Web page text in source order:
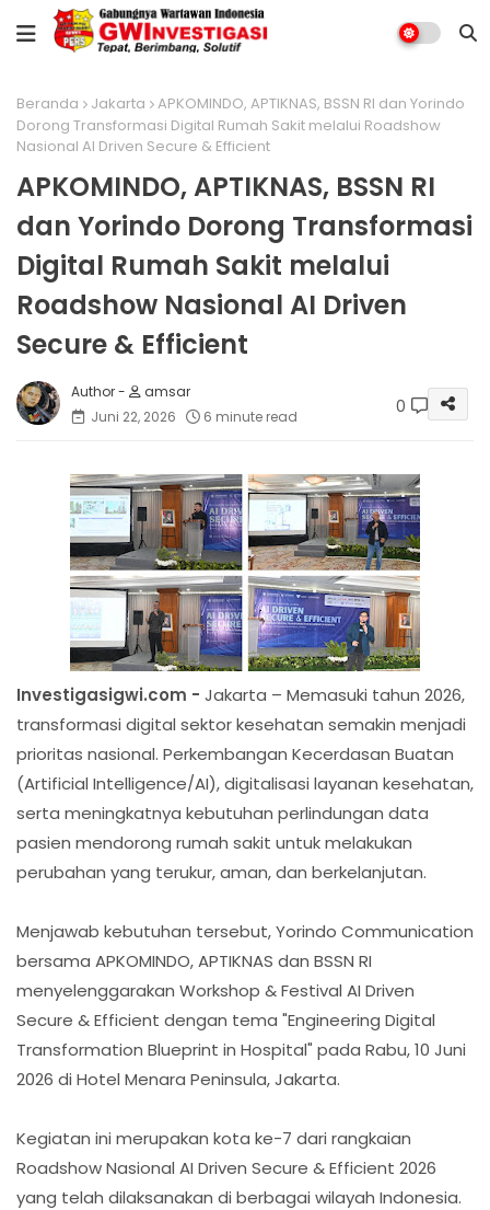
Beranda Jakarta
APKOMINDO, APTIKNAS, BSSN RI dan Yorindo
Dorong Transformasi Digital Rumah Sakit melalui Roadshow
Nasional AI Driven Secure & Efficient
APKOMINDO, APTIKNAS, BSSN RI
dan Yorindo Dorong Transformasi
Digital Rumah Sakit melalui
Roadshow Nasional AI Driven
Secure & Efficient
amsar
Juni 22, 2026
6 minute read 0
Investigasigwi.com - Jakarta – Memasuki tahun 2026,
transformasi digital sektor kesehatan semakin menjadi
prioritas nasional. Perkembangan Kecerdasan Buatan
(Artificial Intelligence/AI), digitalisasi layanan kesehatan,
serta meningkatnya kebutuhan perlindungan data
pasien mendorong rumah sakit untuk melakukan
perubahan yang terukur, aman, dan berkelanjutan.
Menjawab kebutuhan tersebut, Yorindo Communication
bersama APKOMINDO, APTIKNAS dan BSSN RI
menyelenggarakan Workshop & Festival AI Driven
Secure & Efficient dengan tema "Engineering Digital
Transformation Blueprint in Hospital" pada Rabu, 10 Juni
2026 di Hotel Menara Peninsula, Jakarta.
Kegiatan ini merupakan kota ke-7 dari rangkaian
Roadshow Nasional AI Driven Secure & Efficient 2026
yang telah dilaksanakan di berbagai wilayah Indonesia.